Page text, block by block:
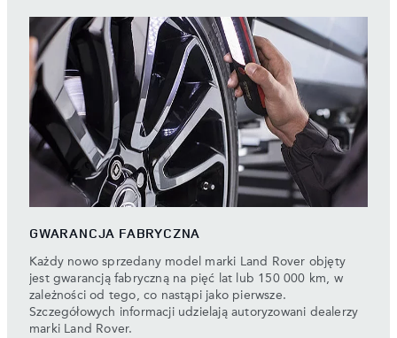
GWARANCJA FABRYCZNA
Każdy nowo sprzedany model marki Land Rover objęty
jest gwarancją fabryczną na pięć lat lub 150 000 km, w
zależności od tego, co nastąpi jako pierwsze.
Szczegółowych informacji udzielają autoryzowani dealerzy
marki Land Rover.